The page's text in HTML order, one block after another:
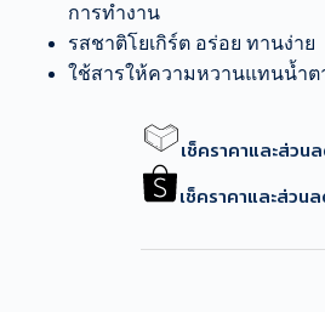
การทำงาน
รสชาติโยเกิร์ต อร่อย ทานง่าย
ใช้สารให้ความหวานแทนน้ำต
เช็คราคาและส่วน
เช็คราคาและส่วน